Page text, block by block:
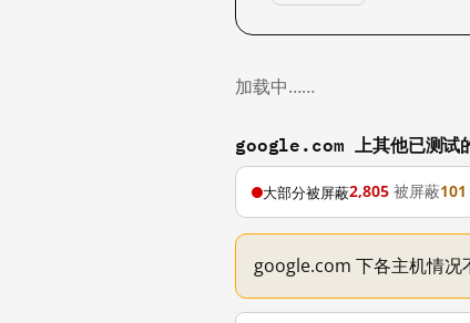
加载中……
google.com 上其他已测试
大部分被屏蔽2,805 被屏蔽101
google.com 下各主机情况